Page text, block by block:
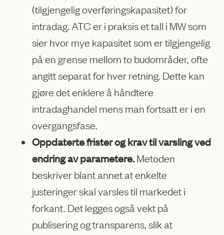
(tilgjengelig overføringskapasitet) for
intradag. ATC er i praksis et tall i MW som
sier hvor mye kapasitet som er tilgjengelig
på en grense mellom to budområder, ofte
angitt separat for hver retning. Dette kan
gjøre det enklere å håndtere
intradaghandel mens man fortsatt er i en
overgangsfase.
Oppdaterte frister og krav til varsling ved
endring av parametere.Metoden
beskriver blant annet at enkelte
justeringer skal varsles til markedet i
forkant. Det legges også vekt på
publisering og transparens, slik at